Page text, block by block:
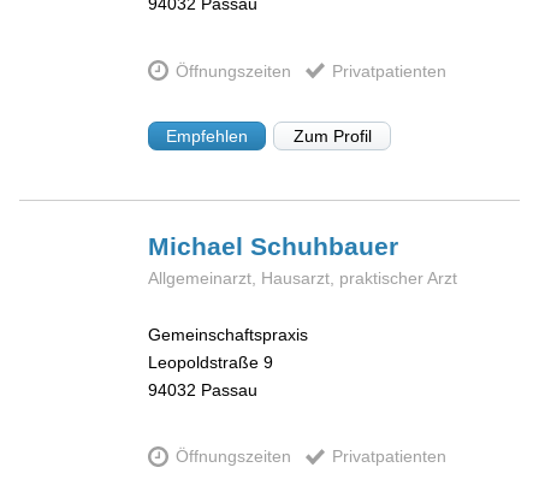
Öffnungszeiten Privatpatienten
Empfehlen Zum Profil
MichaelSchuhbauer
Allgemeinarzt, Hausarzt, praktischer Arzt
Gemeinschaftspraxis
Leopoldstraße 9
94032 Passau
Öffnungszeiten Privatpatienten